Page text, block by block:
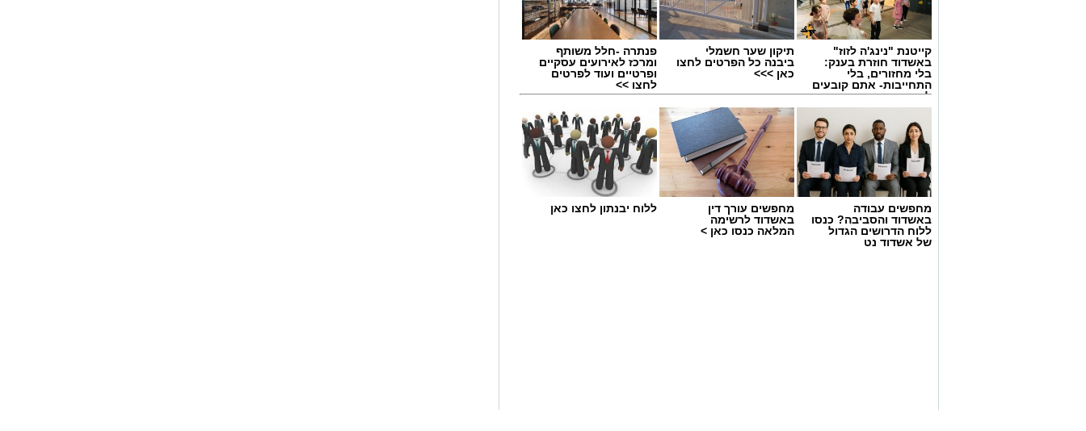
לעצור ולשאול האם מדינת ישראל עדיין מצליחה לשמור על תחושת
השותפות שעליה הוקמה, או שאנחנו הולכים ומתרחקים ממנה.
קייטנת "נינג'ה לזוז"
באשדוד חוזרת בענק:
בלי מחזורים, בלי
התחייבות- אתם קובעים
לכמה ואיזה ימים
להירשם!
תיקון שער חשמלי
ביבנה כל הפרטים לחצו
כאן >>>
פנתרה -חלל משותף
ומרכז לאירועים עסקיים
ופרטיים ועוד לפרטים
לחצו >>
מחפשים עבודה
באשדוד והסביבה? כנסו
ללוח הדרושים הגדול
של אשדוד נט
מחפשים עורך דין
באשדוד לרשימה
המלאה כנסו כאן >
ללוח יבנתון לחצו כאן